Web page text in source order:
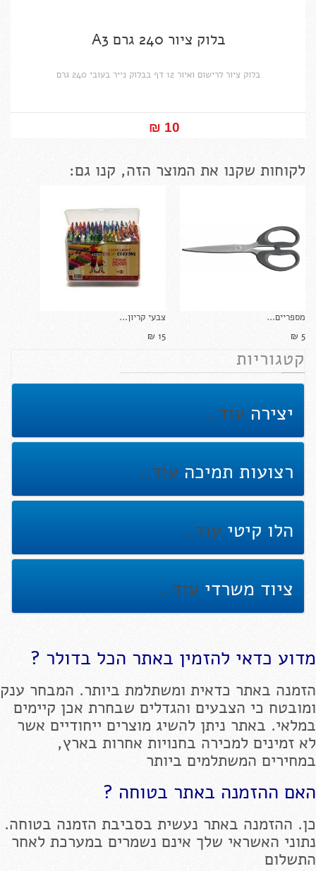
בלוק ציור 240 גרם A3
בלוק ציור לרישום ואיור 12 דף בבלוק נייר בעובי 240 גרם
10 ₪‎
לקוחות שקנו את המוצר הזה, קנו גם:
צבעי קריון...
15 ₪‎
מספריים...
5 ₪‎
קטגוריות
יצירה עוד..
רצועות תמיכה עוד..
הלו קיטי עוד..
ציוד משרדי עוד..
מדוע כדאי להזמין באתר הכל בדולר ?
הזמנה באתר כדאית ומשתלמת ביותר. המבחר ענק
ומובטח כי הצבעים והגדלים שבחרת אכן קיימים
במלאי. באתר ניתן להשיג מוצרים ייחודיים אשר
לא זמינים למכירה בחנויות אחרות בארץ,
במחירים המשתלמים ביותר
האם ההזמנה באתר בטוחה ?
כן. ההזמנה באתר נעשית בסביבת הזמנה בטוחה.
נתוני האשראי שלך אינם נשמרים במערכת לאחר
התשלום